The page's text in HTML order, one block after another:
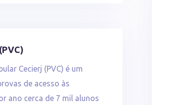
Cecierj (PVC) é um
de acesso às
ano cerca de 7 mil alunos